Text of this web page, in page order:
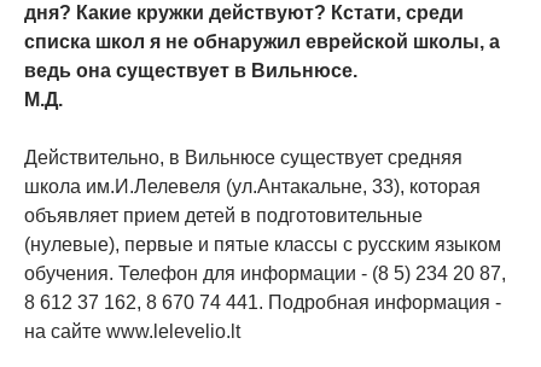
дня? Какие кружки действуют? Кстати, среди
списка школ я не обнаружил еврейской школы, а
ведь она существует в Вильнюсе.
М.Д.
Действительно, в Вильнюсе существует средняя
школа им.И.Лелевеля (ул.Антакальне, 33), которая
объявляет прием детей в подготовительные
(нулевые), первые и пятые классы с русским языком
обучения. Телефон для информации - (8 5) 234 20 87,
8 612 37 162, 8 670 74 441. Подробная информация -
на сайте www.lelevelio.lt